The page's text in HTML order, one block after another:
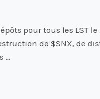
pour tous les LST le
de $SNX, de
…